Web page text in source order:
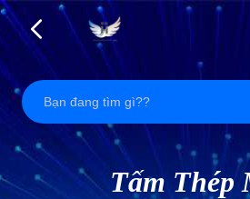
Tấm Thép